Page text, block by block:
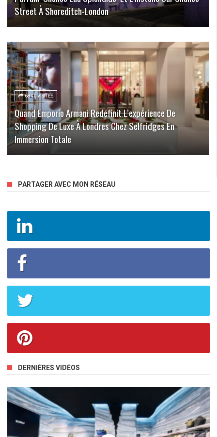
Street À Shoreditch-London
6840 VISITES
Quand Emporio Armani Redéfinit L’expérience De
Shopping De Luxe À Londres Chez Selfridges En
Immersion Totale
PARTAGER AVEC MON RÉSEAU
DERNIÈRES VIDÉOS